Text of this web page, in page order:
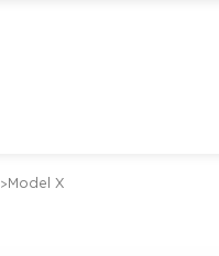
>Model X